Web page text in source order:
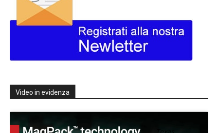
Video in evidenza